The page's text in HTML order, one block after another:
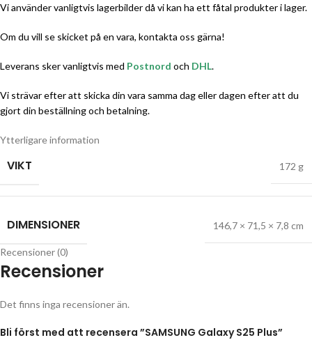
Vi använder vanligtvis lagerbilder då vi kan ha ett fåtal produkter i lager.
Om du vill se skicket på en vara, kontakta oss gärna!
Leverans sker vanligtvis med Postnord och DHL.
Vi strävar efter att skicka din vara samma dag eller dagen efter att du
gjort din beställning och betalning.
Ytterligare information
VIKT 172 g
DIMENSIONER 146,7 × 71,5 × 7,8 cm
Recensioner (0)
Recensioner
Det finns inga recensioner än.
Bli först med att recensera ”SAMSUNG Galaxy S25 Plus”